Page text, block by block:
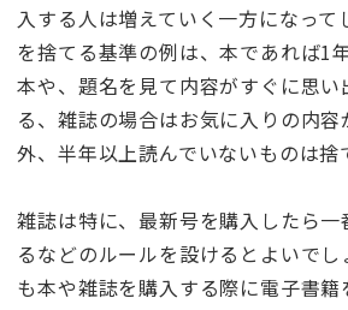
入する人は増えていく一方になって
を捨てる基準の例は、本であれば1
本や、題名を見て内容がすぐに思い
る、雑誌の場合はお気に入りの内
外、半年以上読んでいないものは捨
雑誌は特に、最新号を購入したら一
るなどのルールを設けるとよいで
も本や雑誌を購入する際に電子書